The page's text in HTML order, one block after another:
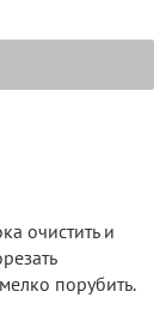
очистить и
порубить.